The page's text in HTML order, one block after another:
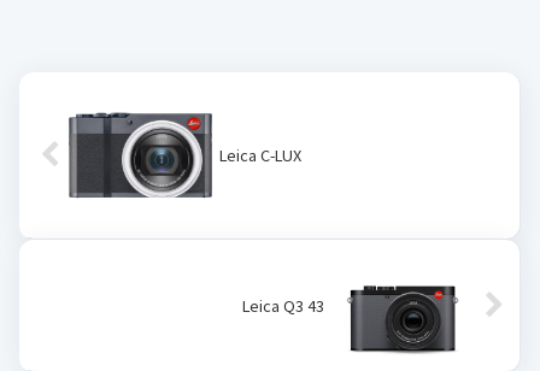
Leica C-LUX
Leica Q3 43